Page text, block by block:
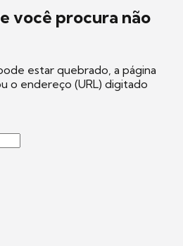
você procura não
estar quebrado, a página
o endereço (URL) digitado